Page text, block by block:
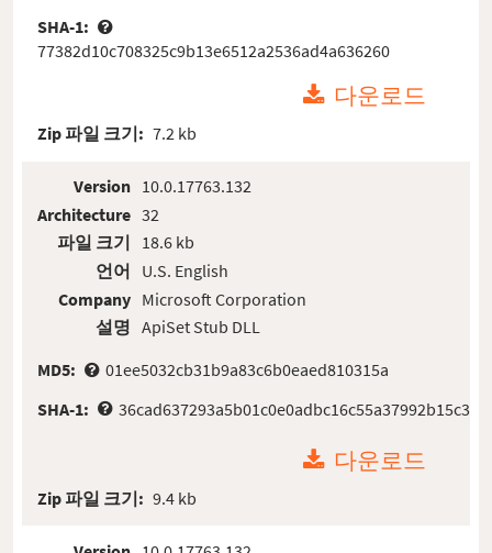
SHA-1:
77382d10c708325c9b13e6512a2536ad4a636260
다운로드
Zip 파일 크기: 7.2 kb
Version
Architecture
파일 크기
언어
Company
설명
10.0.17763.132
32
18.6 kb
U.S. English
Microsoft Corporation
ApiSet Stub DLL
MD5:
01ee5032cb31b9a83c6b0eaed810315a
SHA-1:
36cad637293a5b01c0e0adbc16c55a37992b15c3
다운로드
Zip 파일 크기: 9.4 kb